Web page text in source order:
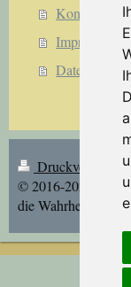
Kontakt
Impressum
Datenschutz
Druckversion
© 2016-2021 Die
die Wahrheit |